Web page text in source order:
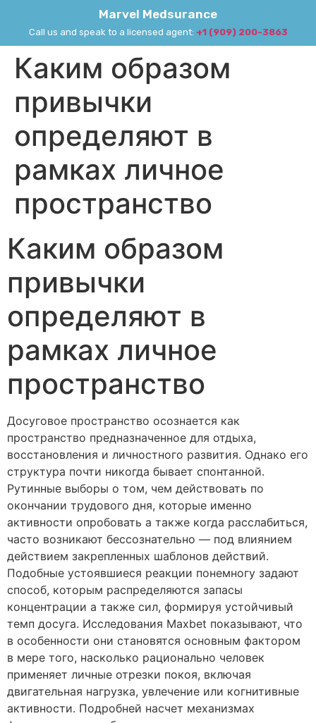
Marvel Medsurance
Call us and speak to a licensed agent: +1 (909) 200-3863
Каким образом
привычки
определяют в
рамках личное
пространство
Каким образом
привычки
определяют в
рамках личное
пространство
Досуговое пространство осознается как
пространство предназначенное для отдыха,
восстановления и личностного развития. Однако его
структура почти никогда бывает спонтанной.
Рутинные выборы о том, чем действовать по
окончании трудового дня, которые именно
активности опробовать а также когда расслабиться,
часто возникают бессознательно — под влиянием
действием закрепленных шаблонов действий.
Подобные устоявшиеся реакции понемногу задают
способ, которым распределяются запасы
концентрации а также сил, формируя устойчивый
темп досуга. Исследования Maxbet показывают, что
в особенности они становятся основным фактором
в мере того, насколько рационально человек
применяет личные отрезки покоя, включая
двигательная нагрузка, увлечение или когнитивные
активности. Подробней насчет механизмах